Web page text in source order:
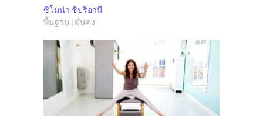
ซิโมน่า ชิปริอานี
พื้นฐาน | มั่นคง